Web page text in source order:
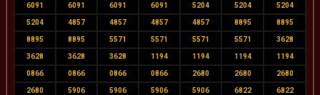
6091 6091 6091 6091 5204 5204 5204
5204 4857 4857 4857 4857 8895 8895
8895 8895 5571 5571 5571 5571 3628
3628 3628 3628 1194 1194 1194 1194
0866 0866 0866 0866 2680 2680 2680
2680 5906 5906 5906 5906 6822 6822